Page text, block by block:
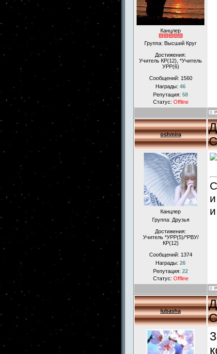
Канцлер
Группа: Высший Круг
Достижения:
Учитель КР(12), *Учитель
УРР(6)
Сообщений: 1560
Награды: 46
Репутация: 58
Статус: Offline
oshmira
Канцлер
Группа: Друзья
Достижения:
Учитель *УРР(5)/*РВУ/
КР(12)
Сообщений: 1374
Награды: 26
Репутация: 22
Статус: Offline
lubasha